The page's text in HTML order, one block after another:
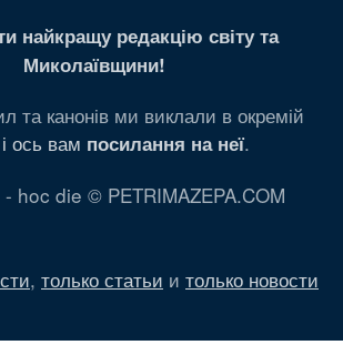
найкращу редакцію світу та
Миколаївщини!
та канонів ми виклали в окремій
і ось вам посилання на неї.
hoc die © PETRIMAZEPA.COM
, только статьи и только новости